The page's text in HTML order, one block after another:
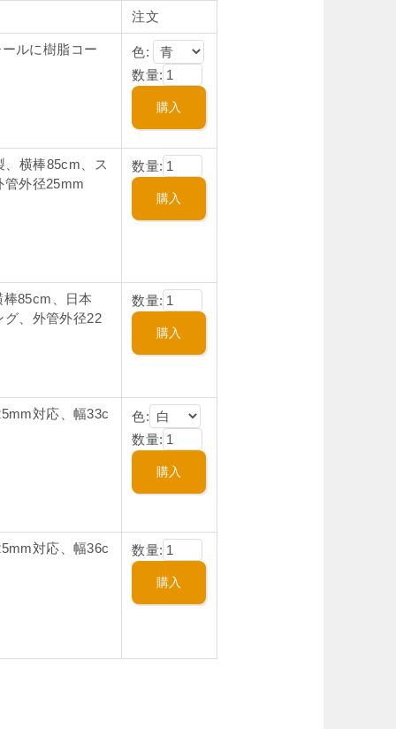
注文
ルに樹脂コー
色:
数量:
、横棒85cm、ス
管外径25mm
数量:
85cm、日本
グ、外管外径22
数量:
対応、幅33c
色:
数量:
対応、幅36c 数量: